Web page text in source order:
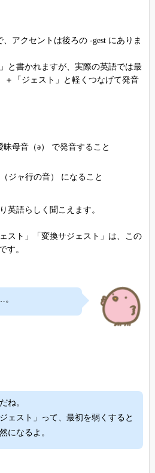
、アクセントは後ろの -gest にありま
と書かれますが、実際の英語では最
＋「ジェスト」と軽くつなげて発音
母音（ə） で発音すること
ジャ行の音） になること
英語らしく聞こえます。
スト」「変換サジェスト」は、この
す。
ね。
ェスト」って、最初を弱くすると
になるよ。